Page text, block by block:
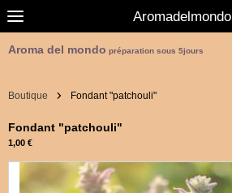
Aromadelmondo
Aroma del mondo préparation sous 5jours
Boutique Fondant "patchouli"
Fondant "patchouli"
1,00 €